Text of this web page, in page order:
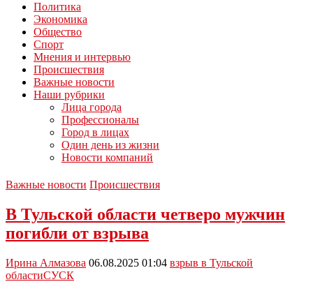
Политика
Экономика
Общество
Спорт
Мнения и интервью
Происшествия
Важные новости
Наши рубрики
Лица города
Профессионалы
Город в лицах
Один день из жизни
Новости компаний
Важные новости Происшествия
В Тульской области четверо мужчин
погибли от взрыва
Ирина Алмазова 06.08.2025 01:04 взрыв в Тульской
областиСУСК